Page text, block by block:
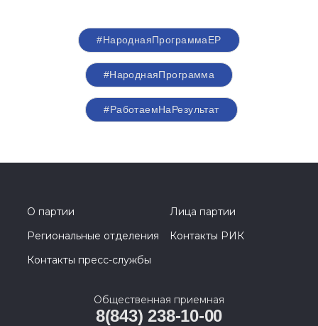
#НароднаяПрограммаЕР
#НароднаяПрограмма
#РаботаемНаРезультат
О партии
Лица партии
Региональные отделения
Контакты РИК
Контакты пресс-службы
Общественная приемная
8(843) 238-10-00